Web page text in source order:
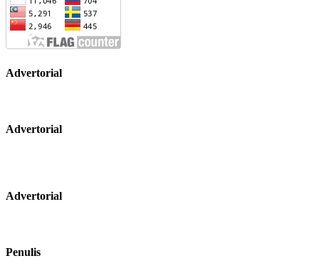
Advertorial
Advertorial
Advertorial
Penulis